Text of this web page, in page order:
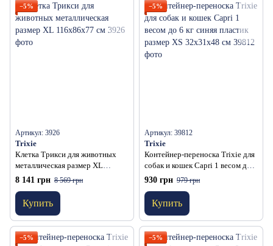
−5%
Артикул: 3926
Trixie
Клетка Трикси для животных
металлическая размер XL
116х86х77 см
8 141 грн 8 569 грн
Купить
−5%
Артикул: 39812
Trixie
Контейнер-переноска Trixie для
собак и кошек Capri 1 весом до 6
кг синяя пластик размер XS
32x31x48 см
930 грн 979 грн
Купить
−5% −5%